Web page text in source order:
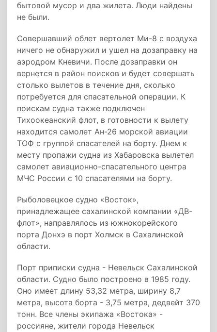
бытовой мусор и два жилета. Люди найдены
не были.
Совершавший облет вертолет Ми-8 с воздуха
ничего не обнаружил и ушел на дозаправку на
аэродром Кневичи. После дозаправки он
вернется в район поисков и будет совершать
столько вылетов в течение дня, сколько
потребуется для спасательной операции. К
поискам судна также подключен
Тихоокеанский флот, в готовности к вылету
находится самолет Ан-26 морской авиации
ТОФ с группой спасателей на борту. Днем к
месту пропажи судна из Хабаровска вылетел
самолет авиационно-спасательного центра
МЧС России с 10 спасателями на борту.
Рыболовецкое судно «Восток»,
принадлежащее сахалинской компании «ДВ-
флот», направлялось из южнокорейского
порта Донхэ в порт Холмск в Сахалинской
области.
Порт приписки судна - Невельск Сахалинской
области. Судно было построено в 1985 году.
Оно имеет длину 53,32 метра, ширину 8,7
метра, высота борта - 3,75 метра, дедвейт 370
тонн. Все члены экипажа «Востока» -
россияне, жители города Невельск